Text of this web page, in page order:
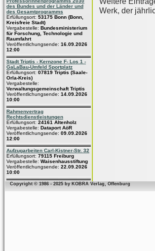
des Bundes und der Länder und
des Gesamtprogramms
Erfüllungsort: 53175 Bonn (Bonn,
Kreisfreie Stadt)
Vergabestelle: Bundesministerium
für Forschung, Technologie und
Raumfahrt
Veröffentlichungsende: 16.09.2026
12:00
Stadt Triptis - Kernzone F- Los 1 -
GaLaBau-Umfeld Sportplatz
Erfüllungsort: 07819 Triptis (Saale-
Orla-Kreis)
Vergabestelle:
Verwaltungsgemeinschaft Triptis
Veröffentlichungsende: 14.09.2026
10:00
Rahmenvertrag
Rechtsdienstleistungen
Erfüllungsort: 24161 Altenholz
Vergabestelle: Dataport AöR
Veröffentlichungsende: 09.09.2026
12:00
Aufzugarbeiten Carl-Kistner-Str. 32
Erfüllungsort: 79115 Freiburg
Vergabestelle: Waisenhausstiftung
Veröffentlichungsende: 22.09.2026
10:00
Werk, der
Copyright © 1986 - 2025 by KOBRA Verlag, Offenburg